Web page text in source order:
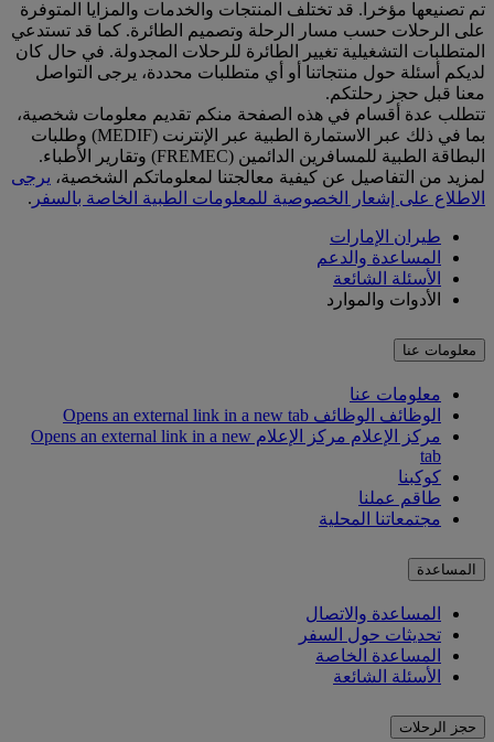
تم تصنيعها مؤخرا. قد تختلف المنتجات والخدمات والمزايا المتوفرة
على الرحلات حسب مسار الرحلة وتصميم الطائرة. كما قد تستدعي
المتطلبات التشغيلية تغيير الطائرة للرحلات المجدولة. في حال كان
لديكم أسئلة حول منتجاتنا أو أي متطلبات محددة، يرجى التواصل
معنا قبل حجز رحلتكم.
تتطلب عدة أقسام في هذه الصفحة منكم تقديم معلومات شخصية،
بما في ذلك عبر الاستمارة الطبية عبر الإنترنت (MEDIF) وطلبات
البطاقة الطبية للمسافرين الدائمين (FREMEC) وتقارير الأطباء.
لمزيد من التفاصيل عن كيفية معالجتنا لمعلوماتكم الشخصية، يرجى
الاطلاع على إشعار الخصوصية للمعلومات الطبية الخاصة بالسفر .
طيران الإمارات
المساعدة والدعم
الأسئلة الشائعة
الأدوات والموارد
معلومات عنا
معلومات عنا
الوظائف الوظائف Opens an external link in a new tab
مركز الإعلام
مركز الإعلام Opens an external link in a new
tab
كوكبنا
طاقم عملنا
مجتمعاتنا المحلية
المساعدة
المساعدة والاتصال
تحديثات حول السفر
المساعدة الخاصة
الأسئلة الشائعة
حجز الرحلات